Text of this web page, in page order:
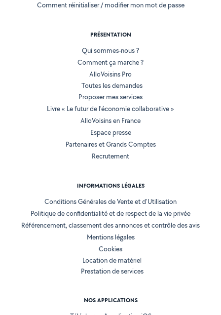
Comment réinitialiser / modifier mon mot de passe
PRÉSENTATION
Qui sommes-nous ?
Comment ça marche ?
AlloVoisins Pro
Toutes les demandes
Proposer mes services
Livre « Le futur de l'économie collaborative »
AlloVoisins en France
Espace presse
Partenaires et Grands Comptes
Recrutement
INFORMATIONS LÉGALES
Conditions Générales de Vente et d'Utilisation
Politique de confidentialité et de respect de la vie privée
Référencement, classement des annonces et contrôle des avis
Mentions légales
Cookies
Location de matériel
Prestation de services
NOS APPLICATIONS